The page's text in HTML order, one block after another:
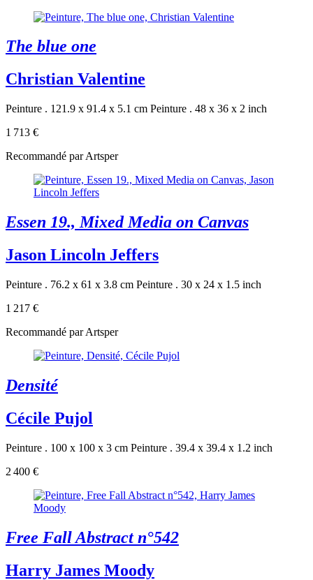
The blue one
Christian Valentine
Peinture . 121.9 x 91.4 x 5.1 cm Peinture . 48 x 36 x 2 inch
1 713 €
Recommandé par Artsper
Essen 19., Mixed Media on Canvas
Jason Lincoln Jeffers
Peinture . 76.2 x 61 x 3.8 cm Peinture . 30 x 24 x 1.5 inch
1 217 €
Recommandé par Artsper
Densité
Cécile Pujol
Peinture . 100 x 100 x 3 cm Peinture . 39.4 x 39.4 x 1.2 inch
2 400 €
Free Fall Abstract n°542
Harry James Moody